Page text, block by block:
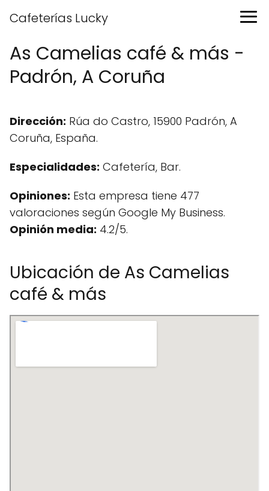
Cafeterías Lucky
As Camelias café & más -
Padrón, A Coruña
Dirección: Rúa do Castro, 15900 Padrón, A
Coruña, España.
Especialidades: Cafetería, Bar.
Opiniones: Esta empresa tiene 477
valoraciones según Google My Business.
Opinión media: 4.2/5.
Ubicación de As Camelias
café & más